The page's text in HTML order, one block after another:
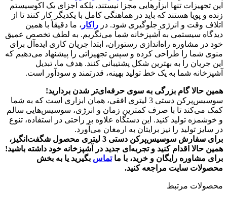
این تجهیزات تنها ابزارهایی مجزا نیستند، بلکه اجزای یک اکوسیستم
زنده و پویا هستند که باید در هماهنگی کامل با یکدیگر کار کنند تا از
اتلاف وقت و انرژی جلوگیری شود. در راکار ، ما دقیقاً با همین
دیدگاه سیستمی به آشپزخانه شما می‌نگریم. به لطف تخصص عمیق
خود در مشاوره راه‌اندازی رستوران، ابتدا جریان کاری ایده‌آل برای
منوی شما را طراحی کرده و سپس تجهیزاتی را پیشنهاد می‌دهیم که
این جریان را به بهترین شکل پشتیبانی کنند. هدف ما، تبدیل
آشپزخانه شما به یک خط تولید بهینه، قدرتمند و سودآور است.
همین حالا گام بزرگی به سوی حرفه‌ای‌تر شدن بردارید!
سوسیس‌پرکن دستی 3 لیتری افقی، همان ابزاری است که به شما
کمک می‌کند تا با صرف کمترین زمان و انرژی، سوسیس‌هایی سالم
و خوشمزه تولید کنید. این دستگاه علاوه بر راحتی در استفاده، تنوع
در سایز تولید را نیز برایتان به ارمغان می‌آورد.
برای سفارش سوسیس‌پرکن دستی 3 لیتری محصول شگفت‌انگیز،
همین حالا اقدام کنید و تجربه‌ای جدید در آشپزخانه خود داشته باشید!
برای مشاوره رایگان و خرید، با ماتماس بگیرید یا به بخش
محصولات سایت مراجعه کنید.
محصولات مرتبط